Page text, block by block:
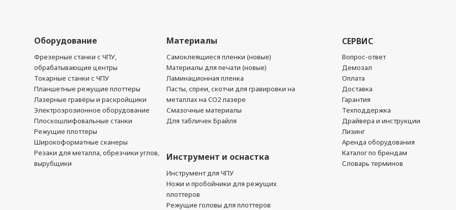
Оборудование
Фрезерные станки с ЧПУ,
обрабатывающие центры
Токарные станки с ЧПУ
Планшетные режущие плоттеры
Лазерные гравёры и раскройщики
Электроэрозионное оборудование
Плоскошлифовальные станки
Режущие плоттеры
Широкоформатные сканеры
Резаки для металла, обрезчики углов,
вырубщики
Материалы
Самоклеящиеся пленки (новые)
Материалы для печати (новые)
Ламинационная пленка
Пасты, спреи, скотчи для гравировки на
металлах на CO2 лазере
Смазочные материалы
Для табличек Брайля
Инструмент и оснастка
Инструмент для ЧПУ
Ножи и пробойники для режущих
плоттеров
Режущие головы для плоттеров
СЕРВИС
Вопрос-ответ
Демозал
Оплата
Доставка
Гарантия
Техподдержка
Драйвера и инструкции
Лизинг
Аренда оборудования
Каталог по брендам
Словарь терминов